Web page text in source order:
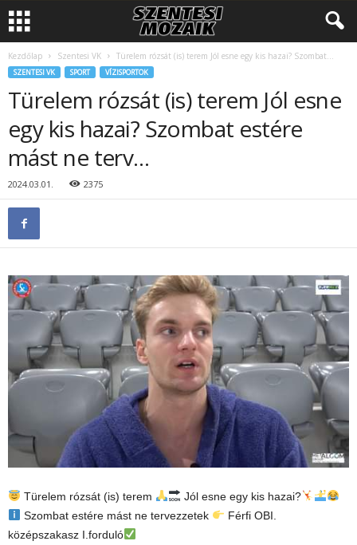
Kezdőlap Szentesi VK Türelem rózsát (is) terem Jól esne egy kis hazai? Szombat...
SZENTESI VK SPORT VÍZISPORTOK
Türelem rózsát (is) terem Jól esne
egy kis hazai? Szombat estére
mást ne terv…
2024.03.01. 2375
Türelem rózsát (is) terem
Jól esne egy kis hazai?
Szombat estére mást ne tervezzetek
Férfi OBI.
középszakasz I.forduló